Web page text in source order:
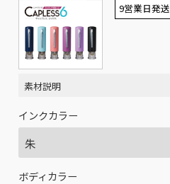
9営業日発送
素材説明
インクカラー
ボディカラー